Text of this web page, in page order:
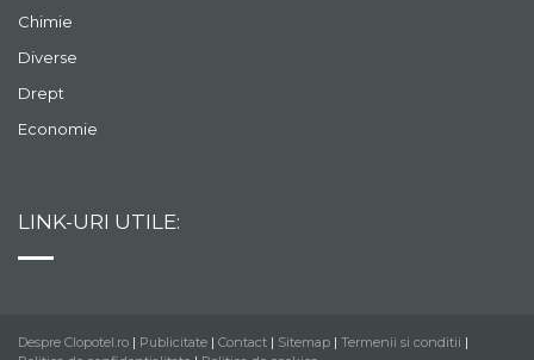
Chimie
Diverse
Drept
Economie
LINK-URI UTILE:
Despre Clopotel.ro | Publicitate | Contact | Sitemap | Termenii si conditii |